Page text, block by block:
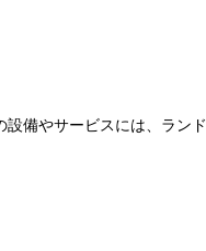
備やサービスには、ランド